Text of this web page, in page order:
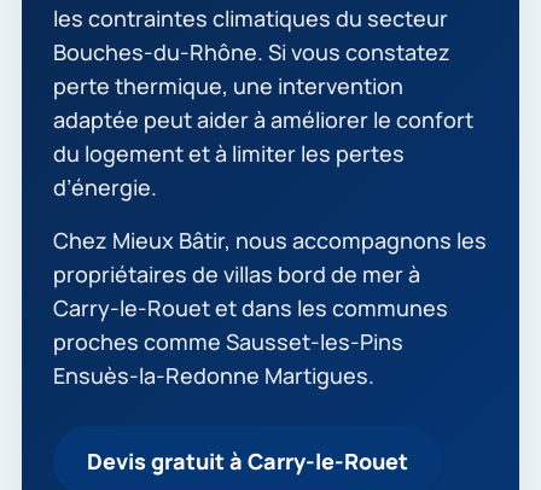
les contraintes climatiques du secteur
Bouches-du-Rhône. Si vous constatez
perte thermique, une intervention
adaptée peut aider à améliorer le confort
du logement et à limiter les pertes
d’énergie.
Chez Mieux Bâtir, nous accompagnons les
propriétaires de villas bord de mer à
Carry-le-Rouet et dans les communes
proches comme Sausset-les-Pins
Ensuès-la-Redonne Martigues.
Devis gratuit à Carry-le-Rouet